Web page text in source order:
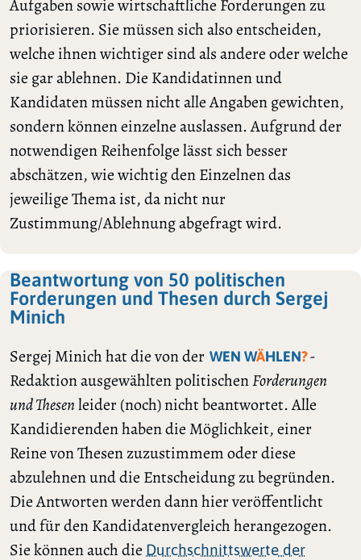
Aufgaben sowie wirtschaftliche Forderungen zu
priorisieren. Sie müssen sich also entscheiden,
welche ihnen wichtiger sind als andere oder welche
sie gar ablehnen. Die Kandidatinnen und
Kandidaten müssen nicht alle Angaben gewichten,
sondern können einzelne auslassen. Aufgrund der
notwendigen Reihenfolge lässt sich besser
abschätzen, wie wichtig den Einzelnen das
jeweilige Thema ist, da nicht nur
Zustimmung/Ablehnung abgefragt wird.
Beantwortung von 50 politischen
Forderungen und Thesen durch Sergej
Minich
Sergej Minich hat die von der WEN WÄHLEN?-
Redaktion ausgewählten politischenForderungen
und Thesenleider (noch) nicht beantwortet. Alle
Kandidierenden haben die Möglichkeit, einer
Reine von Thesen zuzustimmem oder diese
abzulehnen und die Entscheidung zu begründen.
Die Antworten werden dann hier veröffentlicht
und für den Kandidatenvergleich herangezogen.
Sie können auch die Durchschnittswerte der